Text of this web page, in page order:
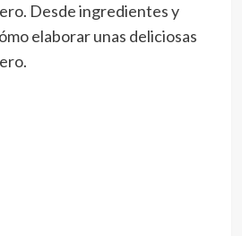
Desde ingredientes y
elaborar unas deliciosas